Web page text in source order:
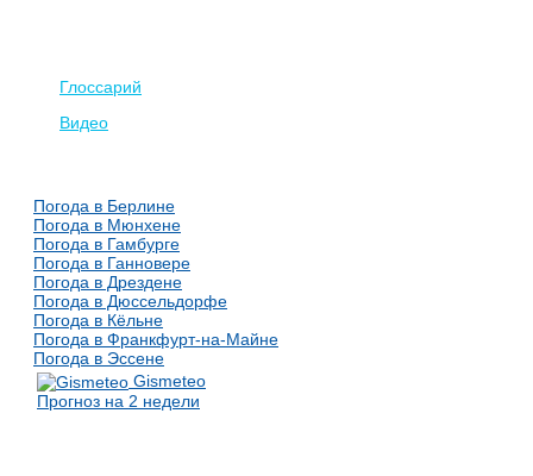
Глоссарий
Видео
Погода в Берлине
Погода в Мюнхене
Погода в Гамбурге
Погода в Ганновере
Погода в Дрездене
Погода в Дюссельдорфе
Погода в Кёльне
Погода в Франкфурт-на-Майне
Погода в Эссене
Gismeteo
Прогноз на 2 недели